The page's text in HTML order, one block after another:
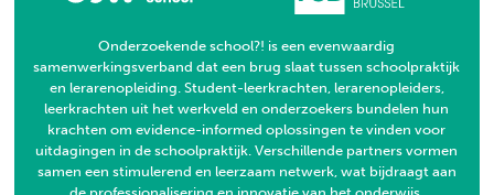
Onderzoekende school?! is een evenwaardig
samenwerkingsverband dat een brug slaat tussen schoolpraktijk
en lerarenopleiding. Student-leerkrachten, lerarenopleiders,
leerkrachten uit het werkveld en onderzoekers bundelen hun
krachten om evidence-informed oplossingen te vinden voor
uitdagingen in de schoolpraktijk. Verschillende partners vormen
samen een stimulerend en leerzaam netwerk, wat bijdraagt aan